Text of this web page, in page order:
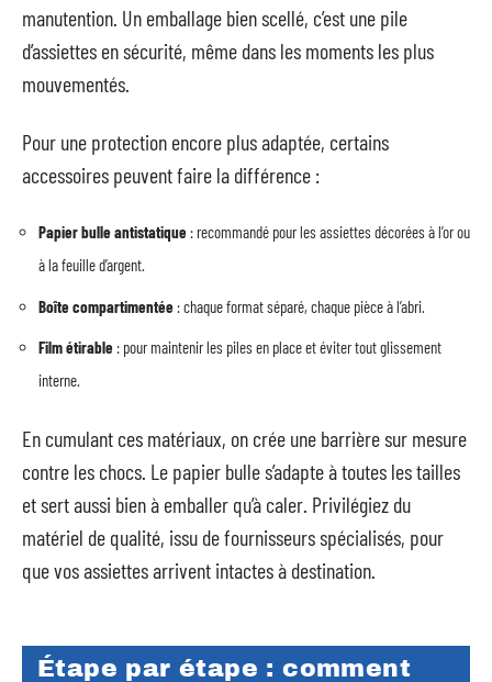
manutention. Un emballage bien scellé, c’est une pile
d’assiettes en sécurité, même dans les moments les plus
mouvementés.
Pour une protection encore plus adaptée, certains
accessoires peuvent faire la différence :
Papier bulle antistatique : recommandé pour les assiettes décorées à l’or ou
à la feuille d’argent.
Boîte compartimentée : chaque format séparé, chaque pièce à l’abri.
Film étirable : pour maintenir les piles en place et éviter tout glissement
interne.
En cumulant ces matériaux, on crée une barrière sur mesure
contre les chocs. Le papier bulle s’adapte à toutes les tailles
et sert aussi bien à emballer qu’à caler. Privilégiez du
matériel de qualité, issu de fournisseurs spécialisés, pour
que vos assiettes arrivent intactes à destination.
Étape par étape : comment